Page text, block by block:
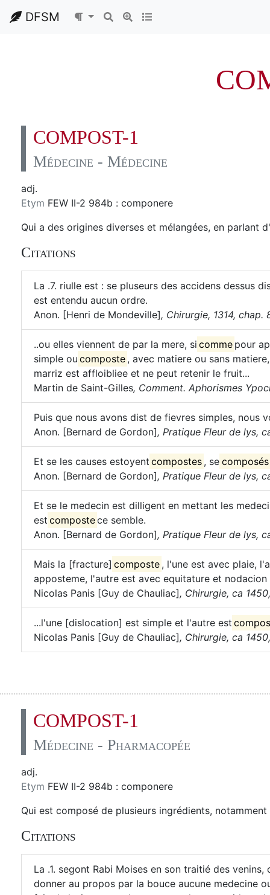
DFSM
COMPOST-1
Médecine - Médecine
adj.
Etym FEW II-2 984b : componere
Qui a des origines diverses et mélangées, en parlant
Citations
La .7. riulle est : se pluseurs des accidens dessus
est entendu aucun ordre.
Anon. [Henri de Mondeville], Chirurgie, 1314, chap.
..ou elles viennent de par la mere, si comme pour
simple ou composte , avec matiere ou sans
marriz est affloibliee et ne peut retenir le fruit...
Martin de Saint-Gilles, Comment. Aphorismes
Puis que nous avons dist de fievres simples, nous
Anon. [Bernard de Gordon], Pratique Fleur de lys,
Et se les causes estoyent compostes , se composés
Anon. [Bernard de Gordon], Pratique Fleur de lys,
Et se le medecin est dilligent en mettant les
est compostece semble.
Anon. [Bernard de Gordon], Pratique Fleur de lys,
Mais la [fracture] composte , l'une est avec plaie,
apposteme, l'autre est avec equitature et
Nicolas Panis [Guy de Chauliac], Chirurgie, ca
...l'une [dislocation] est simple et l'autre est
Nicolas Panis [Guy de Chauliac], Chirurgie, ca
COMPOST-1
Médecine - Pharmacopée
adj.
Etym FEW II-2 984b : componere
Qui est composé de plusieurs ingrédients,
Citations
La .1. segont Rabi Moises en son traitié des
donner au propos par la bouce aucune medecine